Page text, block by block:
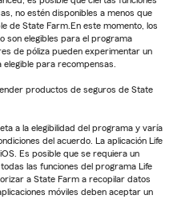
no estén disponibles a menos que
de State Farm.En este momento, los
son elegibles para el programa
de póliza pueden experimentar un
para recompensas.
productos de seguros de State
a la elegibilidad del programa y varía
del acuerdo. La aplicación Life
Es posible que se requiera un
las funciones del programa Life
a State Farm a recopilar datos
móviles deben aceptar un